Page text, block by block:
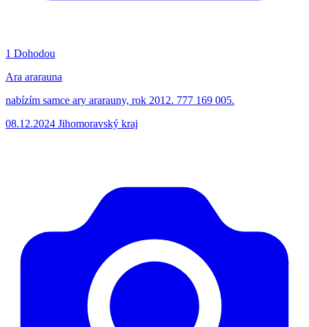
1 Dohodou
Ara ararauna
nabízím samce ary ararauny, rok 2012. 777 169 005.
08.12.2024 Jihomoravský kraj